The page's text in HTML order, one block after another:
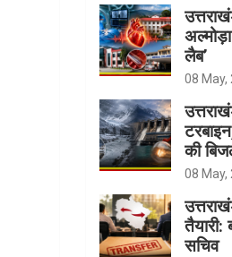
लैब’
08 May,
की
08 May,
सचिव